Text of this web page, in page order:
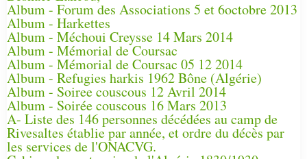
Album - Forum des Associations 5 et 6octobre 2013
Album - Harkettes
Album - Méchoui Creysse 14 Mars 2014
Album - Mémorial de Coursac
Album - Mémorial de Coursac 05 12 2014
Album - Refugies harkis 1962 Bône (Algérie)
Album - Soiree couscous 12 Avril 2014
Album - Soirée couscous 16 Mars 2013
A- Liste des 146 personnes décédées au camp de
Rivesaltes établie par année, et ordre du décès par
les services de l'ONACVG.